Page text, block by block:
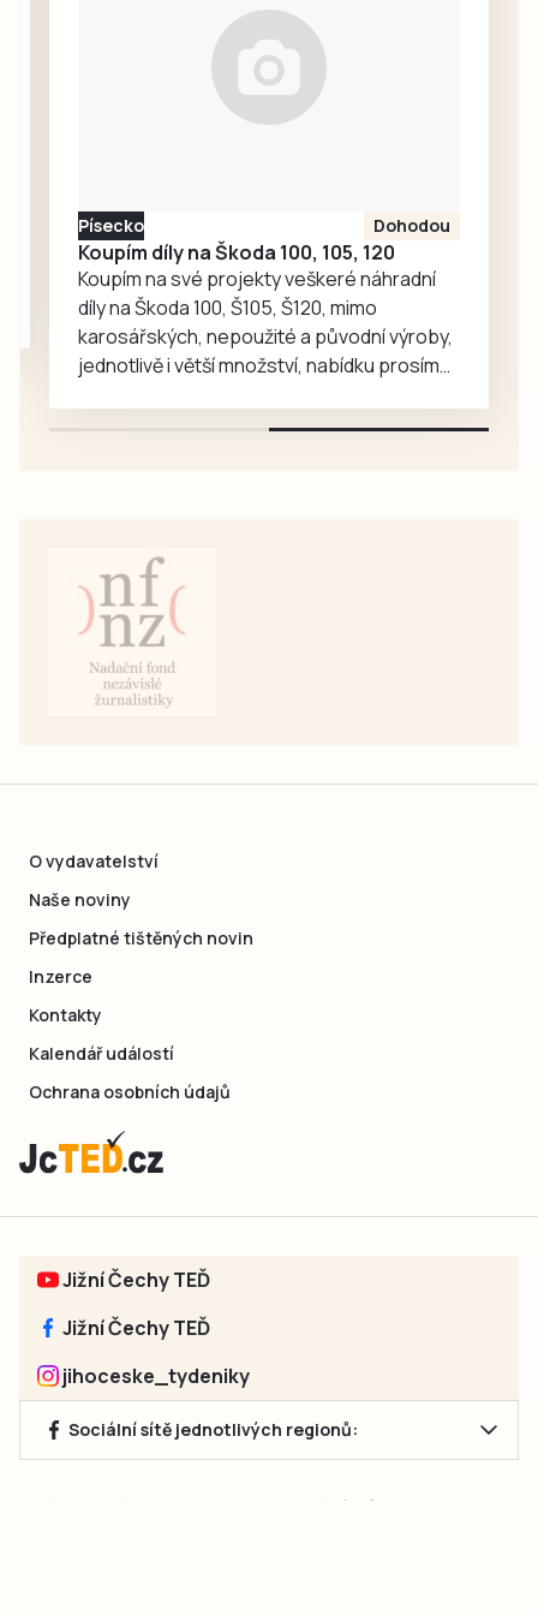
písecká a
prachatická.
Krajská
pohotovost v
budějovické
Lidické ulici je…
Písecko Dohodou
Koupím díly na Škoda 100, 105, 120
Koupím na své projekty veškeré náhradní
díly na Škoda 100, Š105, Š120, mimo
karosářských, nepoužité a původní výroby,
jednotlivě i větší množství, nabídku prosím
O vydavatelství
Naše noviny
Předplatné tištěných novin
Inzerce
Kontakty
Kalendář událostí
Ochrana osobních údajů
Jižní Čechy TEĎ
Jižní Čechy TEĎ
jihoceske_tydeniky
Sociální sítě jednotlivých regionů:
Jakékoliv užití obsahu, včetně převzetí článků, je bez souhlasu